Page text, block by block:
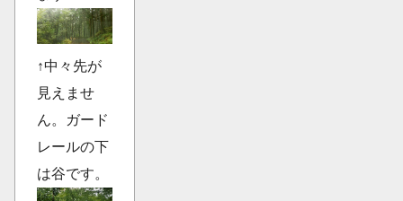
↑中々先が
見えませ
ん。ガード
レールの下
は谷です。